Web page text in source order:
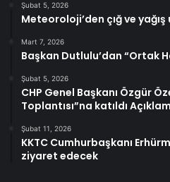
Şubat 5, 2026
Meteoroloji’den çığ ve yağış
Mart 7, 2026
Başkan Dutlulu’dan “Ortak
Şubat 5, 2026
CHP Genel Başkanı Özgür
Toplantısı”na katıldı
Şubat 11, 2026
KKTC Cumhurbaşkanı
ziyaret edecek